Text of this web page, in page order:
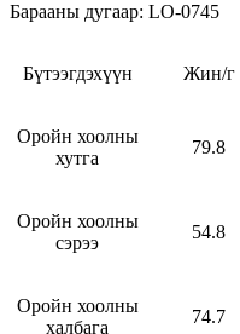
Барааны дугаар: LO-0745
Бүтээгдэхүүн Жин/г
Оройн хоолны
хутга
79.8
Оройн хоолны
сэрээ
54.8
Оройн хоолны
халбага
74.7